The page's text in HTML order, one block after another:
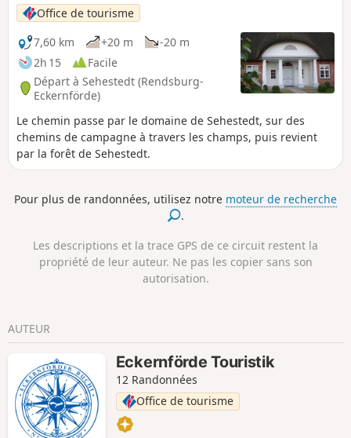
Office de tourisme
7,60 km
+20 m
-20 m
2h 15
Facile
Départ à Sehestedt (Rendsburg-
Eckernförde)
Le chemin passe par le domaine de Sehestedt, sur des
chemins de campagne à travers les champs, puis revient
par la forêt de Sehestedt.
Pour plus de randonnées, utilisez notre moteur de recherche
.
Les descriptions et la trace GPS de ce circuit restent la
propriété de leur auteur. Ne pas les copier sans son
autorisation.
AUTEUR
Eckernförde Touristik
12 Randonnées
Office de tourisme